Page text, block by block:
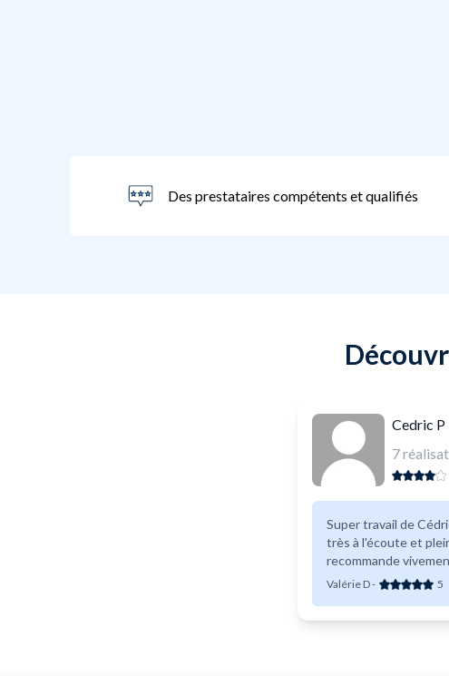
Des prestataires compétents et qualifiés
Cedric P
7
Super travail de
très à l'écoute et
recommande
Valérie D- 5